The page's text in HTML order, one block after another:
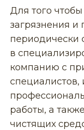
Для того
загрязнения и
периодически
в
компанию с
работы, а
чистящих